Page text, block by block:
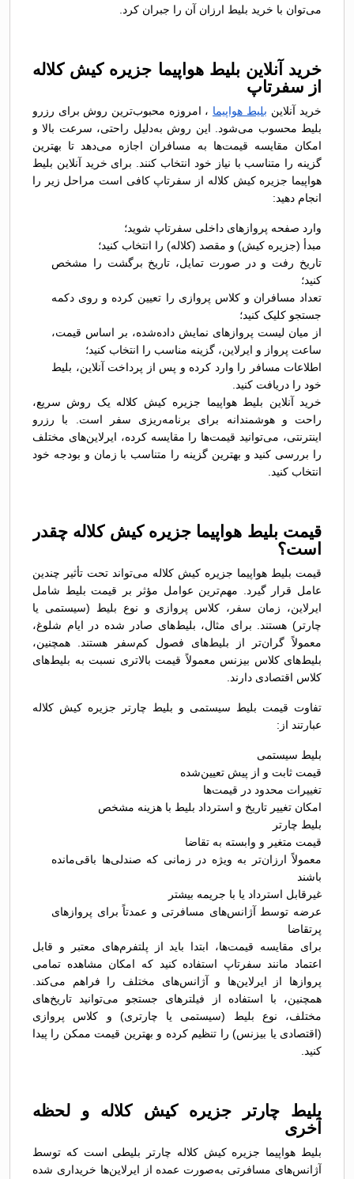
می‌توان با خرید بلیط ارزان آن را جبران کرد.
خرید آنلاین بلیط هواپیما جزیره کیش کلاله
از سفرتاپ
خرید آنلاین بلیط هواپیما ، امروزه محبوب‌ترین روش برای رزرو
بلیط محسوب می‌شود. این روش به‌دلیل راحتی، سرعت بالا و
امکان مقایسه قیمت‌ها به مسافران اجازه می‌دهد تا بهترین
گزینه را متناسب با نیاز خود انتخاب کنند. برای خرید آنلاین بلیط
هواپیما جزیره کیش کلاله از سفرتاپ کافی است مراحل زیر را
انجام دهید:
وارد صفحه پروازهای داخلی سفرتاپ شوید؛
مبدأ (جزیره کیش) و مقصد (کلاله) را انتخاب کنید؛
تاریخ رفت و در صورت تمایل، تاریخ برگشت را مشخص
کنید؛
تعداد مسافران و کلاس پروازی را تعیین کرده و روی دکمه
جستجو کلیک کنید؛
از میان لیست پروازهای نمایش داده‌شده، بر اساس قیمت،
ساعت پرواز و ایرلاین، گزینه مناسب را انتخاب کنید؛
اطلاعات مسافر را وارد کرده و پس از پرداخت آنلاین، بلیط
خود را دریافت کنید.
خرید آنلاین بلیط هواپیما جزیره کیش کلاله یک روش سریع،
راحت و هوشمندانه برای برنامه‌ریزی سفر است. با رزرو
اینترنتی، می‌توانید قیمت‌ها را مقایسه کرده، ایرلاین‌های مختلف
را بررسی کنید و بهترین گزینه را متناسب با زمان و بودجه خود
انتخاب کنید.
قیمت بلیط هواپیما جزیره کیش کلاله چقدر
است؟
قیمت بلیط هواپیما جزیره کیش کلاله می‌تواند تحت تأثیر چندین
عامل قرار گیرد. مهم‌ترین عوامل مؤثر بر قیمت بلیط شامل
ایرلاین، زمان سفر، کلاس پروازی و نوع بلیط (سیستمی یا
چارتر) هستند. برای مثال، بلیط‌های صادر شده در ایام شلوغ،
معمولاً گران‌تر از بلیط‌های فصول کم‌سفر هستند. همچنین،
بلیط‌های کلاس بیزنس معمولاً قیمت بالاتری نسبت به بلیط‌های
کلاس اقتصادی دارند.
تفاوت قیمت بلیط سیستمی و بلیط چارتر جزیره کیش کلاله
عبارتند از:
بلیط سیستمی
قیمت ثابت و از پیش تعیین‌شده
تغییرات محدود در قیمت‌ها
امکان تغییر تاریخ و استرداد بلیط با هزینه مشخص
بلیط چارتر
قیمت متغیر و وابسته به تقاضا
معمولاً ارزان‌تر به ویژه در زمانی که صندلی‌ها باقی‌مانده
باشند
غیرقابل استرداد یا با جریمه بیشتر
عرضه توسط آژانس‌های مسافرتی و عمدتاً برای پروازهای
پرتقاضا
برای مقایسه قیمت‌ها، ابتدا باید از پلتفرم‌های معتبر و قابل
اعتماد مانند سفرتاپ استفاده کنید که امکان مشاهده تمامی
پروازها از ایرلاین‌ها و آژانس‌های مختلف را فراهم می‌کند.
همچنین، با استفاده از فیلترهای جستجو می‌توانید تاریخ‌های
مختلف، نوع بلیط (سیستمی یا چارتری) و کلاس پروازی
(اقتصادی یا بیزنس) را تنظیم کرده و بهترین قیمت ممکن را پیدا
کنید.
بلیط چارتر جزیره کیش کلاله و لحظه
آخری
بلیط هواپیما جزیره کیش کلاله چارتر بلیطی است که توسط
آژانس‌های مسافرتی به‌صورت عمده از ایرلاین‌ها خریداری شده